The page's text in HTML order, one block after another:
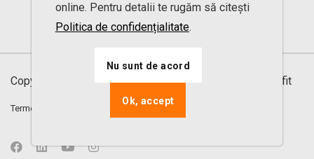
Copyright © 2013 - 2026. Toate drepturile rezervate UPfit
Termeni și condiții Politică de confidențialitate
online. Pentru detalii te rugăm să citești
Politica de confidențialitate.
Nu sunt de acord
Ok, accept